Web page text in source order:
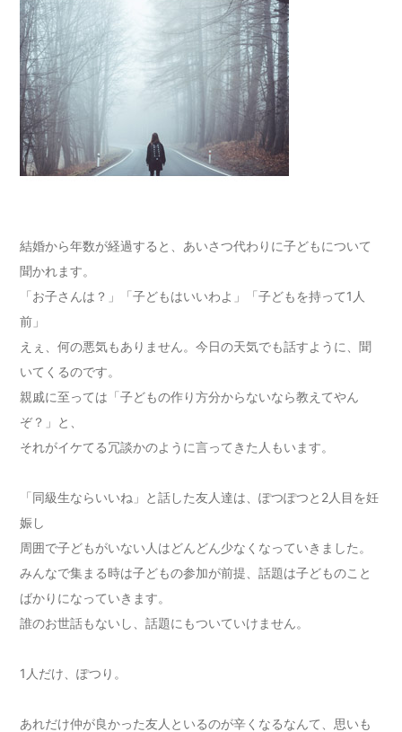
結婚から年数が経過すると、あいさつ代わりに子どもについて
聞かれます。
「お子さんは？」「子どもはいいわよ」「子どもを持って1人
前」
えぇ、何の悪気もありません。今日の天気でも話すように、聞
いてくるのです。
親戚に至っては「子どもの作り方分からないなら教えてやん
ぞ？」と、
それがイケてる冗談かのように言ってきた人もいます。
「同級生ならいいね」と話した友人達は、ぽつぽつと2人目を妊
娠し
周囲で子どもがいない人はどんどん少なくなっていきました。
みんなで集まる時は子どもの参加が前提、話題は子どものこと
ばかりになっていきます。
誰のお世話もないし、話題にもついていけません。
1人だけ、ぽつり。
あれだけ仲が良かった友人といるのが辛くなるなんて、思いも